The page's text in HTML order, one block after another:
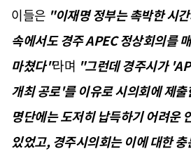
이들은 "이재명 정부는 촉박한 시
속에서도 경주 APEC 정상회의를
마쳤다"라며 "그런데 경주시가
개최 공로'를 이유로 시의회에 제
명단에는 도저히 납득하기 어려운
있었고, 경주시의회는 이에 대한